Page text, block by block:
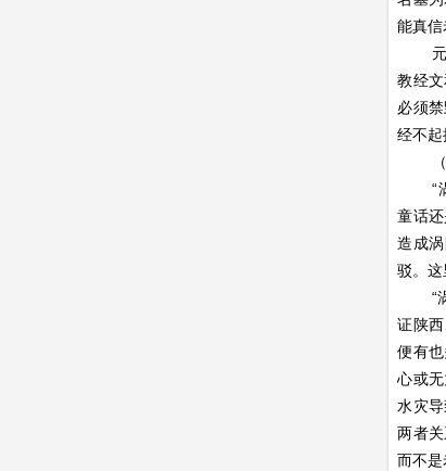
能真信
教经
必须
经不起
“
童话还
造成
驳。这
“
证陕
便有
心或
水灾
两者
而不是